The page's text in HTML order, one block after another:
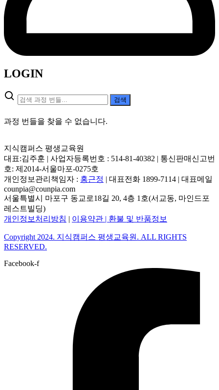
LOGIN
검
검색
과정 번들을 찾을 수 없습니다.
지식캠퍼스 평생교육원
대표:김주훈 | 사업자등록번호 : 514-81-40382 | 통신판매신고번
호: 제2014-서울마포-0275호
개인정보관리책임자 : 홍근정 | 대표전화 1899-7114 | 대표메일
counpia@counpia.com
서울특별시 마포구 동교로18길 20, 4층 1호(서교동, 마인드포
레스트빌딩)
개인정보처리방침 | 이용약관 | 환불 및 반품정보
Copyright 2024. 지식캠퍼스 평생교육원. ALL RIGHTS
RESERVED.
Facebook-f